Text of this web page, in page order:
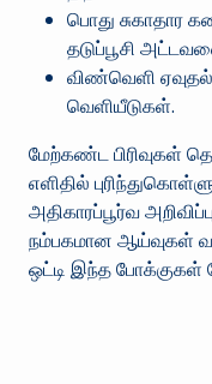
பொது சுகாதார
தடுப்பூசி
விண்வெளி
வெளியீடுகள்.
மேற்கண்ட பிரிவுகள்
எளிதில்
அதிகாரப்பூர்வ
நம்பகமான ஆய்வுகள்
ஒட்டி இந்த போக்குகள்